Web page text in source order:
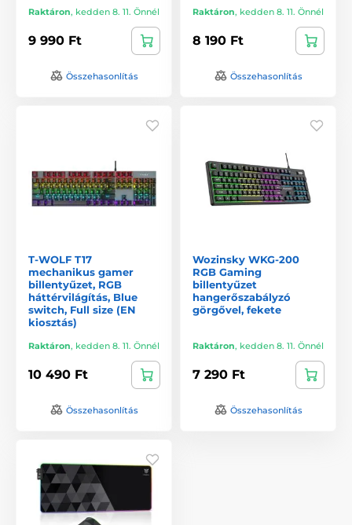
Raktáron, kedden 8. 11. Önnél
9 990 Ft
Összehasonlítás
Raktáron, kedden 8. 11. Önnél
8 190 Ft
Összehasonlítás
T-WOLF T17
mechanikus gamer
billentyűzet, RGB
háttérvilágítás, Blue
switch, Full size (EN
kiosztás)
Raktáron, kedden 8. 11. Önnél
10 490 Ft
Összehasonlítás
Wozinsky WKG-200
RGB Gaming
billentyűzet
hangerőszabályzó
görgővel, fekete
Raktáron, kedden 8. 11. Önnél
7 290 Ft
Összehasonlítás